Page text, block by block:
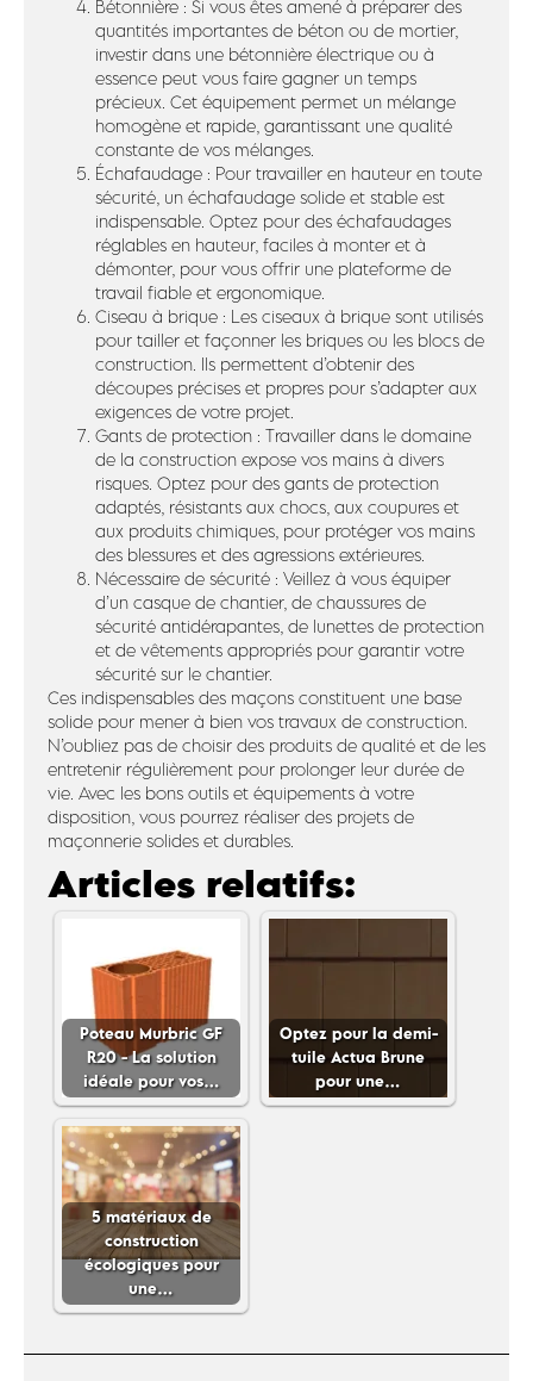
Bétonnière : Si vous êtes amené à préparer des
quantités importantes de béton ou de mortier,
investir dans une bétonnière électrique ou à
essence peut vous faire gagner un temps
précieux. Cet équipement permet un mélange
homogène et rapide, garantissant une qualité
constante de vos mélanges.
Échafaudage : Pour travailler en hauteur en toute
sécurité, un échafaudage solide et stable est
indispensable. Optez pour des échafaudages
réglables en hauteur, faciles à monter et à
démonter, pour vous offrir une plateforme de
travail fiable et ergonomique.
Ciseau à brique : Les ciseaux à brique sont utilisés
pour tailler et façonner les briques ou les blocs de
construction. Ils permettent d’obtenir des
découpes précises et propres pour s’adapter aux
exigences de votre projet.
Gants de protection : Travailler dans le domaine
de la construction expose vos mains à divers
risques. Optez pour des gants de protection
adaptés, résistants aux chocs, aux coupures et
aux produits chimiques, pour protéger vos mains
des blessures et des agressions extérieures.
Nécessaire de sécurité : Veillez à vous équiper
d’un casque de chantier, de chaussures de
sécurité antidérapantes, de lunettes de protection
et de vêtements appropriés pour garantir votre
sécurité sur le chantier.
Ces indispensables des maçons constituent une base
solide pour mener à bien vos travaux de construction.
N’oubliez pas de choisir des produits de qualité et de les
entretenir régulièrement pour prolonger leur durée de
vie. Avec les bons outils et équipements à votre
disposition, vous pourrez réaliser des projets de
maçonnerie solides et durables.
Articles relatifs:
Poteau Murbric GF
R20 - La solution
idéale pour vos…
Optez pour la demi-
tuile Actua Brune
pour une…
5 matériaux de
construction
écologiques pour
une…